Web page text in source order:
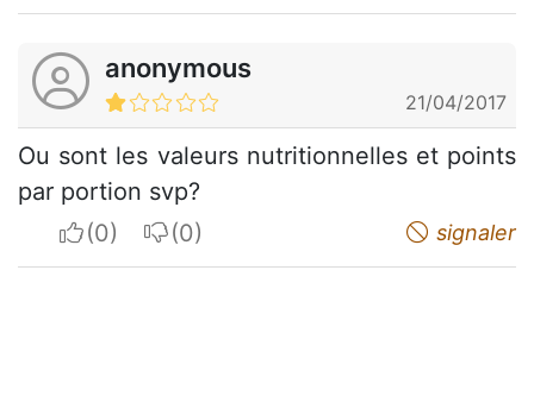
anonymous
21/04/2017
Ou sont les valeurs nutritionnelles et points
par portion svp?
I apreciateI do not appreciate signaler